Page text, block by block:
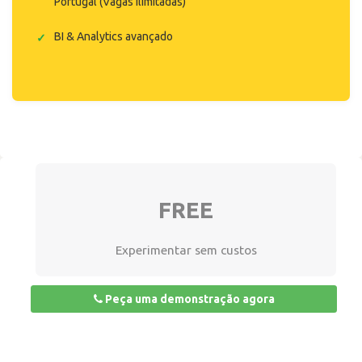
BI & Analytics avançado
FREE
Experimentar sem custos
Peça uma demonstração agora